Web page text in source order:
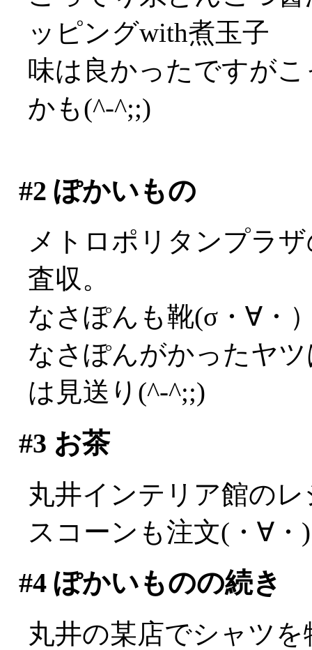
ッピングwith煮玉子
味は良かったですが
かも(^-^;;)
#2 ぽかいもの
メトロポリタンプラ
査収。
なさぽんも靴(σ・∀・
なさぽんがかったヤ
は見送り(^-^;;)
#3 お茶
丸井インテリア館の
スコーンも注文(・∀・
#4ぽかいものの続き
丸井の某店でシャツを